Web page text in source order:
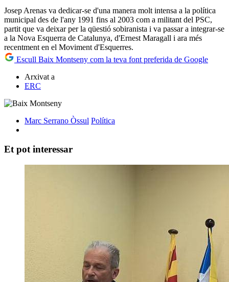
Josep Arenas va dedicar-se d'una manera molt intensa a la política
municipal des de l'any 1991 fins al 2003 com a militant del PSC,
partit que va deixar per la qüestió sobiranista i va passar a integrar-se
a la Nova Esquerra de Catalunya, d'Ernest Maragall i ara més
recentment en el Moviment d'Esquerres.
Escull Baix Montseny com la teva font preferida de Google
Arxivat a
ERC
Marc Serrano Òssul Política
Et pot interessar